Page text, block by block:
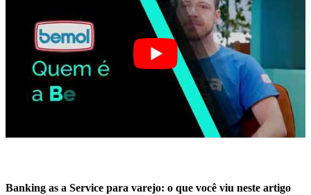
Banking as a Service para varejo: o que você viu neste artigo